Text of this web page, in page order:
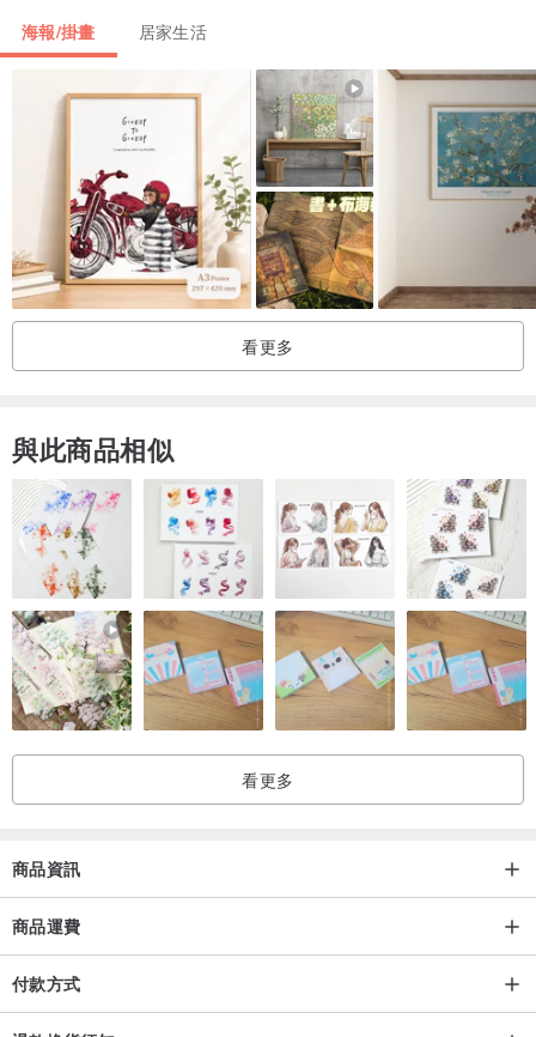
海報/掛畫 居家生活
看更多
與此商品相似
看更多
商品資訊
商品運費
付款方式